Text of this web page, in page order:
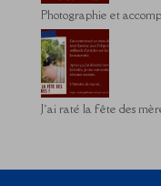
Photographie et
J’ai raté la fête des